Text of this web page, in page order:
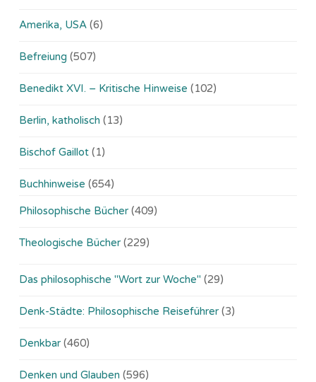
Amerika, USA (6)
Befreiung (507)
Benedikt XVI. – Kritische Hinweise (102)
Berlin, katholisch (13)
Bischof Gaillot (1)
Buchhinweise (654)
Philosophische Bücher (409)
Theologische Bücher (229)
Das philosophische "Wort zur Woche" (29)
Denk-Städte: Philosophische Reiseführer (3)
Denkbar (460)
Denken und Glauben (596)